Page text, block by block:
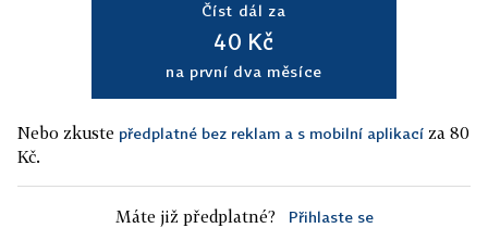
Číst dál za
40 Kč
na první dva měsíce
Nebo zkuste předplatné bez reklam a s mobilní aplikací za 80
Kč.
Máte již předplatné? Přihlaste se